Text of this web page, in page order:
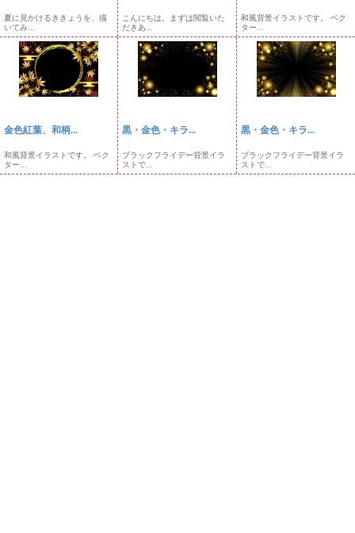
夏に見かけるききょうを、描
いてみ...
こんにちは。まずは閲覧いた
だきあ...
和風背景イラストです。 ベク
ター...
金色紅葉、和柄...
和風背景イラストです。 ベク
ター...
黒・金色・キラ...
ブラックフライデー背景イラ
ストで...
黒・金色・キラ...
ブラックフライデー背景イラ
ストで...